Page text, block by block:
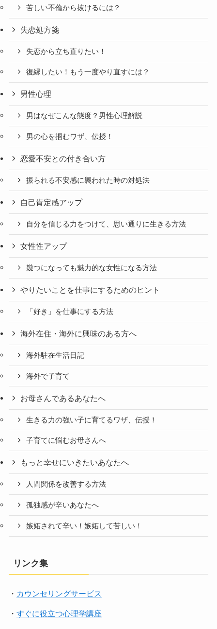
苦しい不倫から抜けるには？
失恋処方箋
失恋から立ち直りたい！
復縁したい！もう一度やり直すには？
男性心理
男はなぜこんな態度？男性心理解説
男の心を掴むワザ、伝授！
恋愛不安との付き合い方
振られる不安感に襲われた時の対処法
自己肯定感アップ
自分を信じる力をつけて、思い通りに生きる方法
女性性アップ
幾つになっても魅力的な女性になる方法
やりたいことを仕事にするためのヒント
「好き」を仕事にする方法
海外在住・海外に興味のある方へ
海外駐在生活日記
海外で子育て
お母さんであるあなたへ
生きる力の強い子に育てるワザ、伝授！
子育てに悩むお母さんへ
もっと幸せにいきたいあなたへ
人間関係を改善する方法
孤独感が辛いあなたへ
嫉妬されて辛い！嫉妬して苦しい！
リンク集
・ カウンセリングサービス
・ すぐに役立つ心理学講座